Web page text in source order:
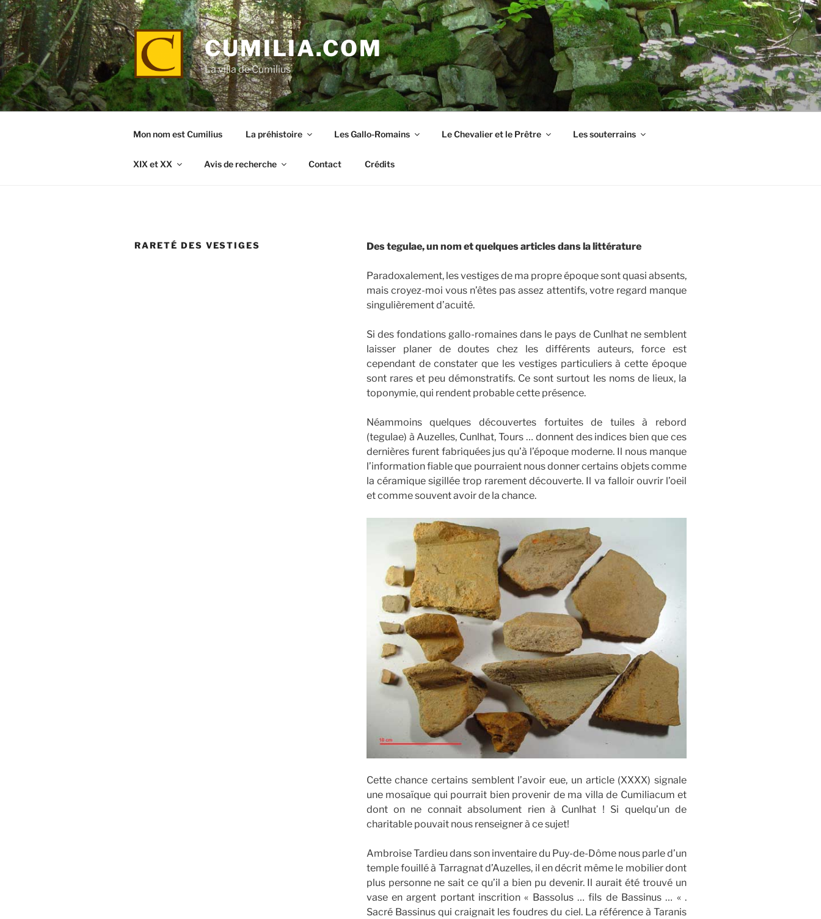
Aller
au
contenu
principal
CUMILIA.COM
La villa de Cumilius
Mon nom est Cumilius La préhistoire Les Gallo-Romains Le Chevalier et le Prêtre Les souterrains
XIX et XX Avis de recherche Contact Crédits
RARETÉ DES VESTIGES Des tegulae, un nom et quelques articles dans la littérature
Paradoxalement, les vestiges de ma propre époque sont quasi absents,
mais croyez-moi vous n’êtes pas assez attentifs, votre regard manque
singulièrement d’acuité.
Si des fondations gallo-romaines dans le pays de Cunlhat ne semblent
laisser planer de doutes chez les différents auteurs, force est
cependant de constater que les vestiges particuliers à cette époque
sont rares et peu démonstratifs. Ce sont surtout les noms de lieux, la
toponymie, qui rendent probable cette présence.
Néammoins quelques découvertes fortuites de tuiles à rebord
(tegulae) à Auzelles, Cunlhat, Tours … donnent des indices bien que ces
dernières furent fabriquées jus qu’à l’époque moderne. Il nous manque
l’information fiable que pourraient nous donner certains objets comme
la céramique sigillée trop rarement découverte. Il va falloir ouvrir l’oeil
et comme souvent avoir de la chance.
Cette chance certains semblent l’avoir eue, un article (XXXX) signale
une mosaïque qui pourrait bien provenir de ma villa de Cumiliacum et
dont on ne connait absolument rien à Cunlhat ! Si quelqu’un de
charitable pouvait nous renseigner à ce sujet!
Ambroise Tardieu dans son inventaire du Puy-de-Dôme nous parle d’un
temple fouillé à Tarragnat d’Auzelles, il en décrit même le mobilier dont
plus personne ne sait ce qu’il a bien pu devenir. Il aurait été trouvé un
vase en argent portant inscrition « Bassolus … fils de Bassinus … « .
Sacré Bassinus qui craignait les foudres du ciel. La référence à Taranis